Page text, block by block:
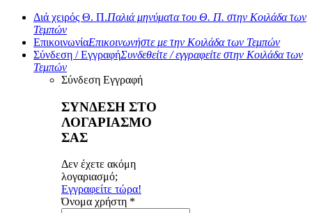
Διά χειρός Θ. Π.Παλιά μηνύματα του Θ. Π. στην Κοιλάδα των
Τεμπών
ΕπικοινωνίαΕπικοινωνήστε με την Κοιλάδα των Τεμπών
Σύνδεση / ΕγγραφήΣυνδεθείτε / εγγραφείτε στην Κοιλάδα των
Τεμπών
Σύνδεση Εγγραφή
ΣΥΝΔΕΣΗ ΣΤΟ
ΛΟΓΑΡΙΑΣΜΟ
ΣΑΣ
Δεν έχετε ακόμη
λογαριασμό;
Εγγραφείτε τώρα!
Όνομα χρήστη *